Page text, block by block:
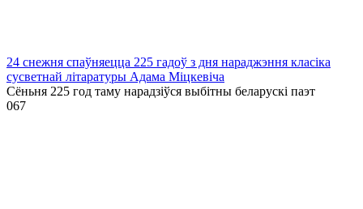
24 снежня спаўняецца 225 гадоў з дня нараджэння класіка
сусветнай літаратуры Адама Міцкевіча
Сёньня 225 год таму нарадзіўся выбітны беларускі паэт
067